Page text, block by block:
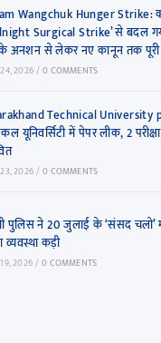
Wangchuk Hunger Strike:
Surgical Strike’ से बदल
अनशन से लेकर नए कानून तक
2026/0 COMMENTS
Technical University
यूनिवर्सिटी में पेपर लीक, 2
2026/0 COMMENTS
पुलिस ने 20 जुलाई के ‘संसद चलो’
व्यवस्था कड़ी
2026/0 COMMENTS